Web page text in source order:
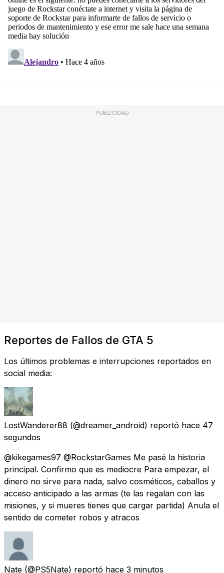
PUBLICIDAD
Reportes de Fallos de GTA 5
Los últimos problemas e interrupciones reportados en
social media:
LostWanderer88 (@dreamer_android) reportó hace 47
segundos
@kikegames97 @RockstarGames Me pasé la historia
principal. Confirmo que es mediocre Para empezar, el
dinero no sirve para nada, salvo cosméticos, caballos y
acceso anticipado a las armas (te las regalan con las
misiones, y si mueres tienes que cargar partida) Anula el
sentido de cometer robos y atracos
Nate (@PS5Nate) reportó hace 3 minutos